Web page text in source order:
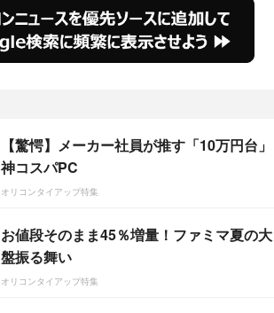
【驚愕】メーカー社員が推す「10万円台」
神コスパPC
オリコンタイアップ特集
お値段そのまま45％増量！ファミマ夏の大
盤振る舞い
オリコンタイアップ特集